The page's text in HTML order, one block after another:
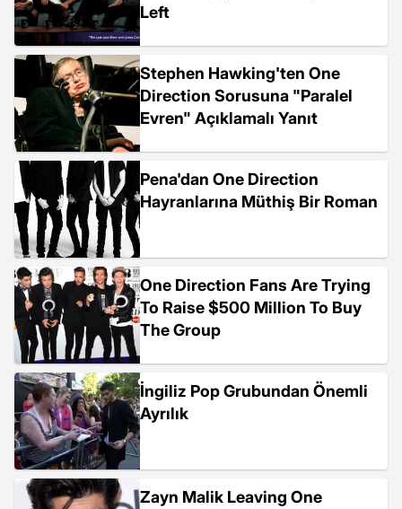
Left
Stephen Hawking'ten One
Direction Sorusuna "Paralel
Evren" Açıklamalı Yanıt
Pena'dan One Direction
Hayranlarına Müthiş Bir Roman
One Direction Fans Are Trying
To Raise $500 Million To Buy
The Group
İngiliz Pop Grubundan Önemli
Ayrılık
Zayn Malik Leaving One